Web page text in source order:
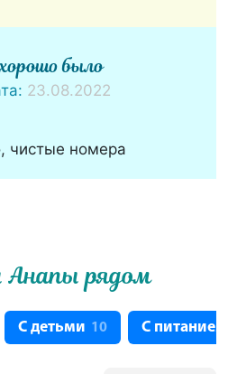
было
23.08.2022
чистые номера
рядом
С детьми 10 С питанием